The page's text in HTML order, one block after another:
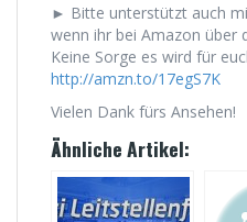
► Bitte unterstützt auch
wenn ihr bei Amazon über
Keine Sorge es wird für
http://amzn.to/17egS7K
Vielen Dank fürs Ansehen!
Ähnliche Artikel: